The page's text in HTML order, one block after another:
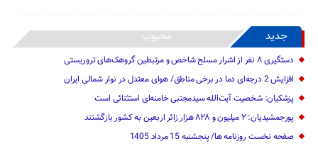
جدید محبوب
دستگیری ۸ نفر از اشرار مسلح شاخص و مرتبطین گروهک‌های تروریستی
افزایش 2 درجه‌ای دما در برخی مناطق/ هوای معتدل در نوار شمالی ایران
پزشکیان: شخصیت آیت‌الله سیدمجتبی خامنه‌ای استثنائی است
پورجمشیدیان: ۲ میلیون و ۸۲۸ هزار زائر اربعین به کشور بازگشتند
صفحه نخست روزنامه ها/ پنجشنبه 15 مرداد 1405